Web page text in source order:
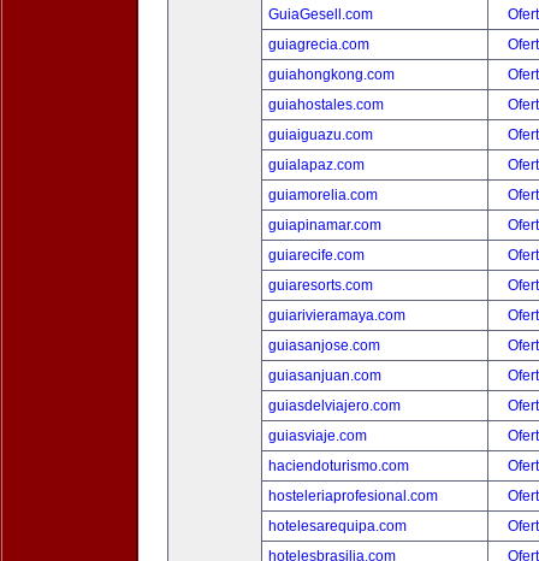
GuiaGesell.com
guiagrecia.com
guiahongkong.com
guiahostales.com
guiaiguazu.com
guialapaz.com
guiamorelia.com
guiapinamar.com
guiarecife.com
guiaresorts.com
guiarivieramaya.com
guiasanjose.com
guiasanjuan.com
guiasdelviajero.com
guiasviaje.com
haciendoturismo.com
hosteleriaprofesional.com
hotelesarequipa.com
hotelesbrasilia.com